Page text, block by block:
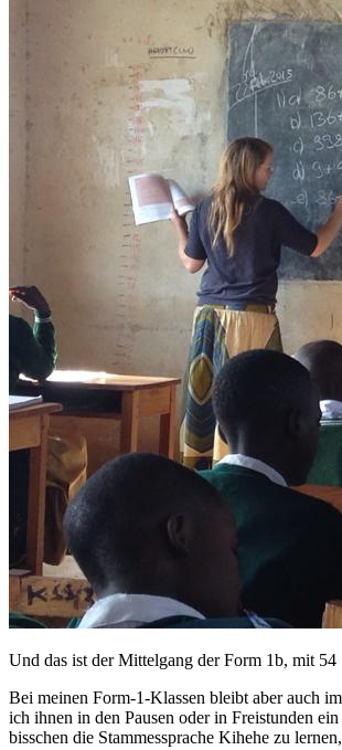
Und das ist der Mittelgang der Form 1b, mit
Bei meinen Form-1-Klassen bleibt aber auch
ich ihnen in den Pausen oder in Freistunden
bisschen die Stammessprache Kihehe zu